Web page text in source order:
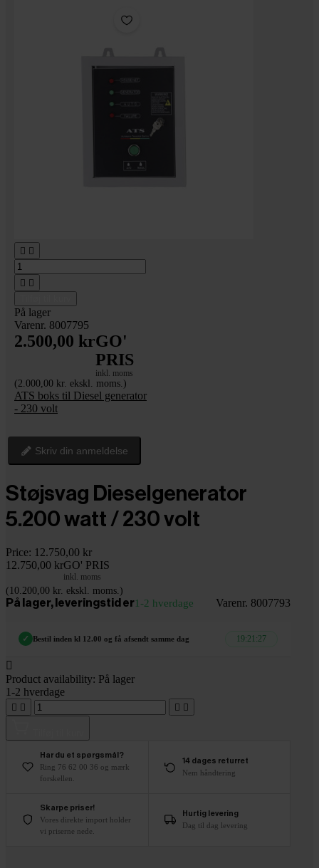
 
 
På lager
Varenr. 8007795
2.500,00 krGO'
PRIS
inkl. moms
(2.000,00 kr. ekskl. moms.)
ATS boks til Diesel generator
- 230 volt
Skriv din anmeldelse
Støjsvag Dieselgenerator
5.200 watt / 230 volt
Price: 12.750,00 kr
12.750,00 krGO' PRIS
inkl. moms
(10.200,00 kr. ekskl. moms.)
På lager, leveringstid er1-2 hverdage Varenr. 8007793
✓ Bestil inden kl 12.00 og få afsendt samme dag 19:21:26

Product availability: På lager
1-2 hverdage
   
Har du et spørgsmål?
Ring 76 62 00 36 og mærk
forskellen.
14 dages returret
Nem håndtering
Skarpe priser!
Vores direkte import holder
vi priserne nede.
Hurtig levering
Dag til dag levering